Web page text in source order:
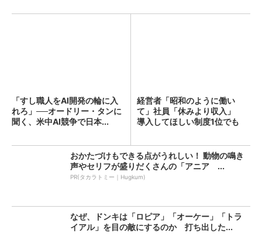
「すし職人をAI開発の輪に入
れろ」──オードリー・タンに
聞く、米中AI競争で日本...
経営者「昭和のように働い
て」社員「休みより収入」
導入してほしい制度1位でも
おかたづけもできる点がうれしい！ 動物の鳴き
声やセリフが盛りだくさんの「アニア ...
PR(タカラトミー｜Hugkum)
なぜ、ドンキは「ロピア」「オーケー」「トラ
イアル」を目の敵にするのか 打ち出した...